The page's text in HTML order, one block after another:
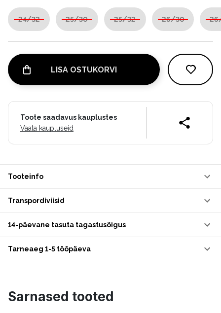
24/32 25/30 25/32 26/30
LISA OSTUKORVI
Toote saadavus kauplustes
Vaata kaupluseid
Tooteinfo
Transpordiviisid
14-päevane tasuta tagastusõigus
Tarneaeg 1-5 tööpäeva
Sarnased tooted